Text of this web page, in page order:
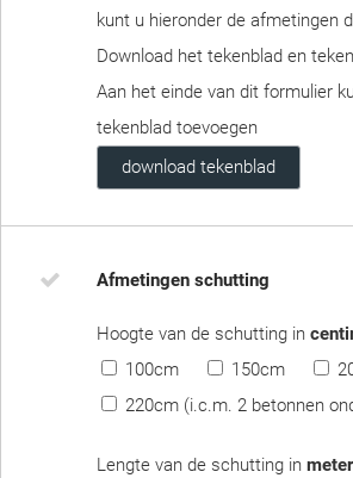
kunt u hieronder de afmetingen
Download het tekenblad en
Aan het einde van dit formulier
tekenblad toevoegen
download tekenblad
Afmetingen schutting
Hoogte van de schutting in
100cm
150cm
220cm (i.c.m. 2 betonnen
Lengte van de schutting in